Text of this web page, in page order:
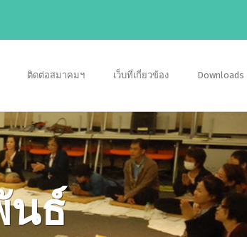
ติดต่อสมาคมฯ เว็บที่เกี่ยวข้อง Downloads
นธ์